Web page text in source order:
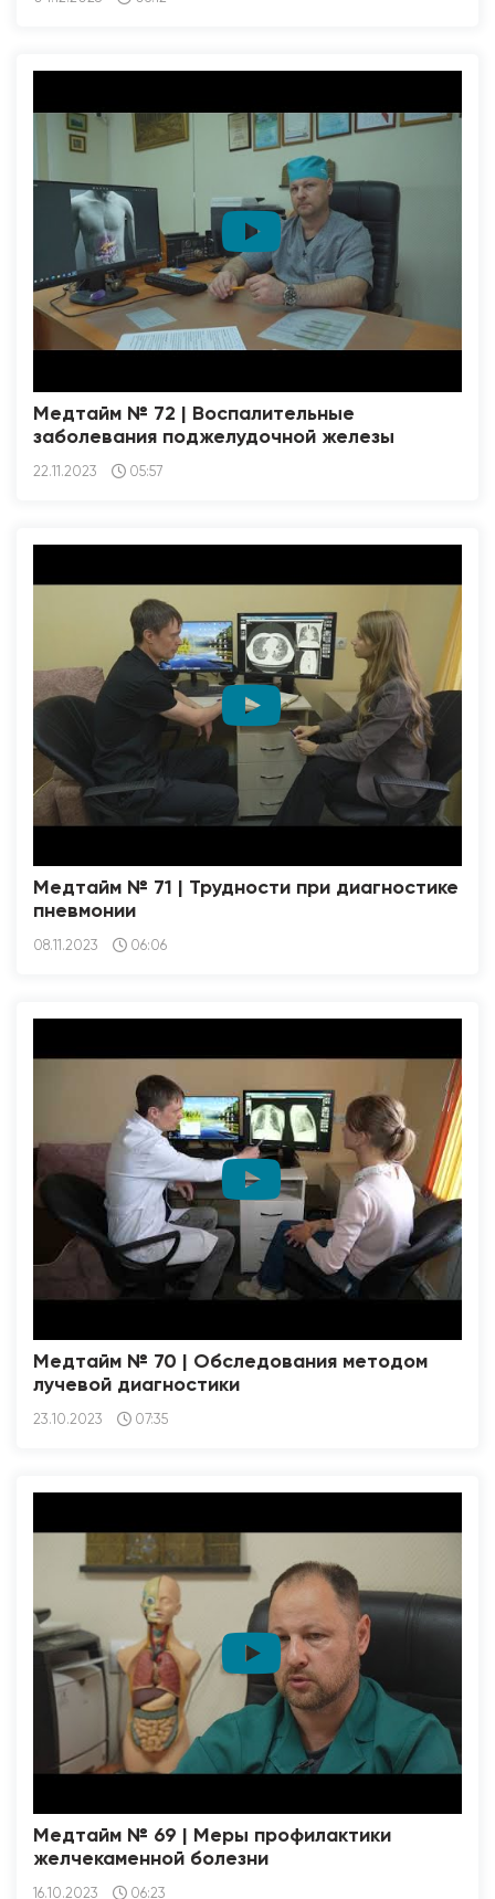
Медтайм № 72 | Воспалительные
заболевания поджелудочной железы
22.11.2023 05:57
Медтайм № 71 | Трудности при диагностике
пневмонии
08.11.2023 06:06
Медтайм № 70 | Обследования методом
лучевой диагностики
23.10.2023 07:35
Медтайм № 69 | Меры профилактики
желчекаменной болезни
16.10.2023 06:23